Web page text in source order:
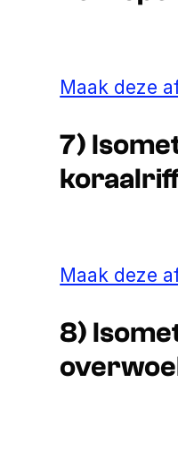
Maak deze
7)
Maak deze
8)